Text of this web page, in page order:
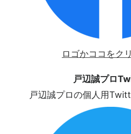
ロゴかココをク
戸辺誠プロ
戸辺誠プロの個人用